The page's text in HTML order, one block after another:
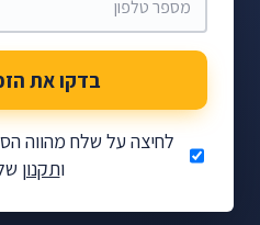
בדקו את
לחיצה על שלח מהווה
ותקנון
מגיע לכם כסף — בואו